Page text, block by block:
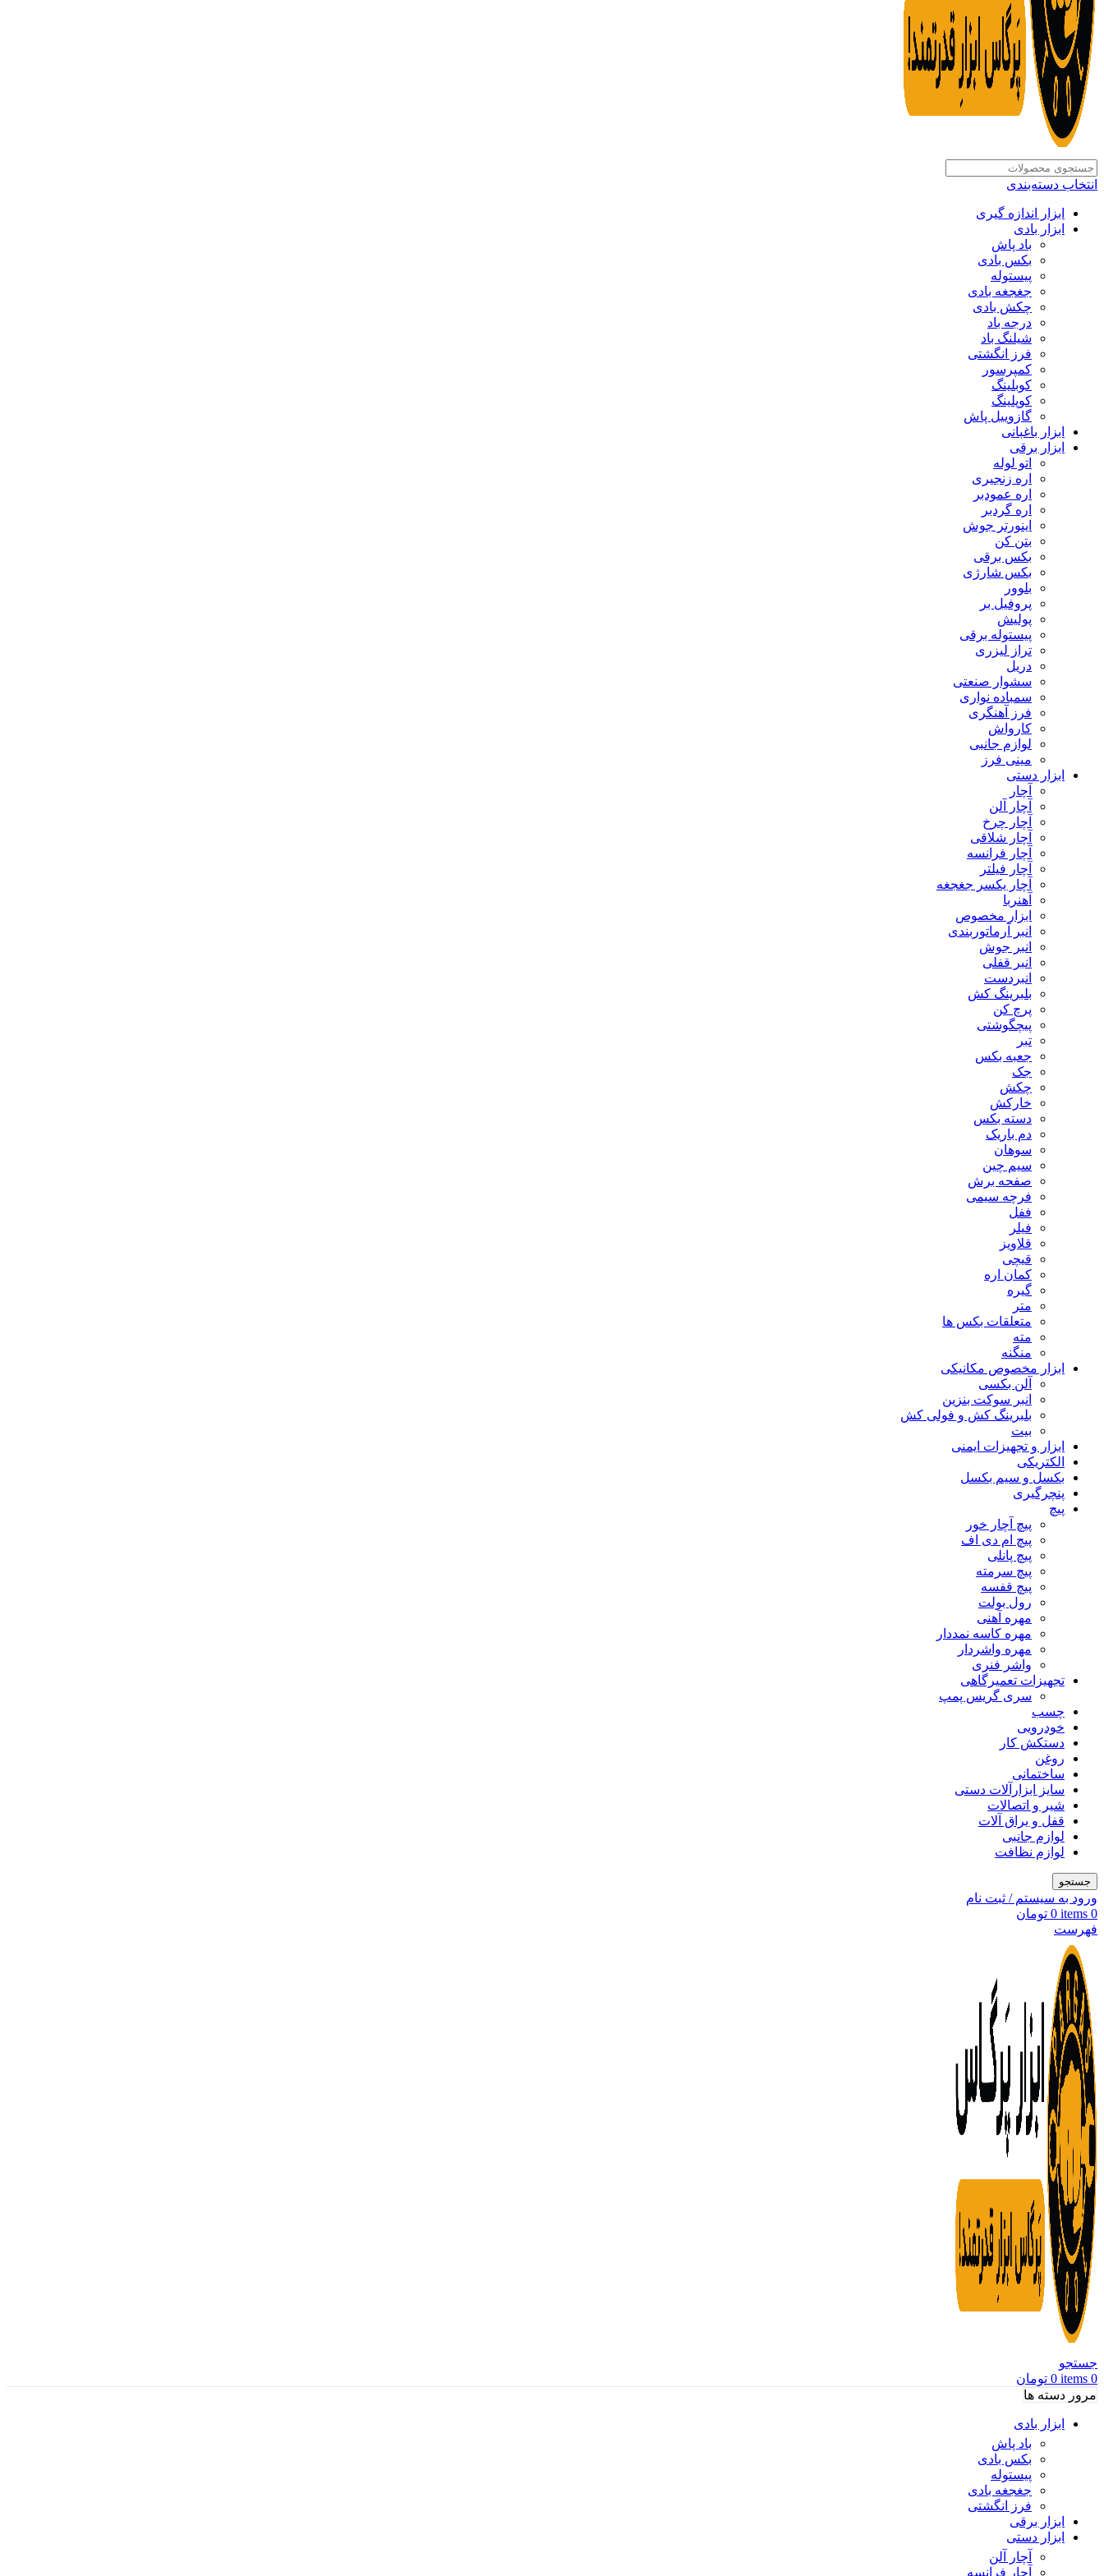
انتخاب دسته‌بندی
ابزار اندازه گیری
ابزار بادی
باد پاش
بکس بادی
پیستوله
جغجغه بادی
چکش بادی
درجه باد
شیلنگ باد
فرز انگشتی
کمپرسور
کوبلینگ
کوپلینگ
گازوییل پاش
ابزار باغبانی
ابزار برقی
اتو لوله
اره زنجیری
اره عمودبر
اره گردبر
اینورتر جوش
بتن کن
بکس برقی
بکس شارژی
بلوور
پروفیل بر
پولیش
پیستوله برقی
تراز لیزری
دریل
سشوار صنعتی
سمباده نواری
فرز آهنگری
کارواش
لوازم جانبی
مینی فرز
ابزار دستی
آچار
آچار آلن
آچار چرخ
آچار شلاقی
آچار فرانسه
آچار فیلتر
آچار یکسر جغجغه
آهنربا
ابزار مخصوص
انبر آرماتوربندی
انبر جوش
انبر قفلی
انبردست
بلبرینگ کش
پرچ کن
پیچگوشتی
تبر
جعبه بکس
جک
چکش
خارکش
دسته بکس
دم باریک
سوهان
سیم چین
صفحه برش
فرچه سیمی
ففل
فیلر
قلاویز
قیچی
کمان اره
گیره
متر
متعلقات بکس ها
مته
منگنه
ابزار مخصوص مکانیکی
آلن بکسی
انبر سوکت بنزین
بلبرینگ کش و فولی کش
بیت
ابزار و تجهیزات ایمنی
الکتریکی
بکسل و سیم بکسل
پنچرگیری
پیچ
پیچ آچار خور
پیچ ام دی اف
پیچ پانلی
پیچ سرمته
پیچ قفسه
رول بولت
مهره آهنی
مهره کاسه نمددار
مهره واشردار
واشر فنری
تجهیزات تعمیرگاهی
سری گریس پمپ
چسب
خودرویی
دستکش کار
روغن
ساختمانی
سایز ابزارآلات دستی
شیر و اتصالات
قفل و یراق آلات
لوازم جانبی
لوازم نظافت
جستجو
ورود به سیستم / ثبت نام
0
items
0 تومان
فهرست
جستجو
0
items
0 تومان
مرور دسته ها
ابزار بادی
باد پاش
بکس بادی
پیستوله
جغجغه بادی
فرز انگشتی
ابزار برقی
ابزار دستی
آچار آلن
آچار فرانسه